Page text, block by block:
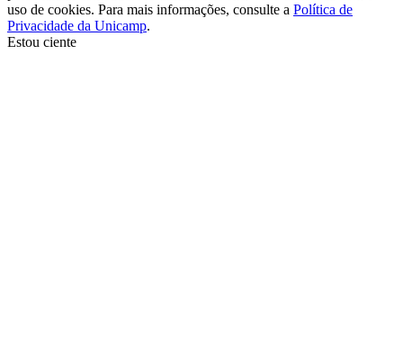
uso de cookies. Para mais informações, consulte a Política de
Privacidade da Unicamp.
Estou ciente